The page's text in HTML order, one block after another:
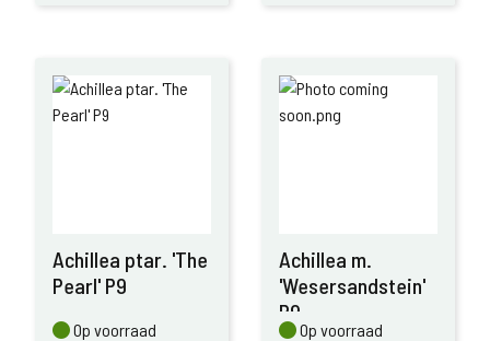
Achillea ptar. 'The
Pearl' P9
Op voorraad
Op voorraad
Achillea m.
'Wesersandstein'
P9
Op voorraad
Op voorraad